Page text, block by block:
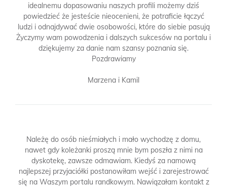
idealnemu dopasowaniu naszych profili możemy dziś
powiedzieć że jesteście nieocenieni, że potraficie łączyć
ludzi i odnajdywać dwie osobowości, które do siebie pasują
Życzymy wam powodzenia i dalszych sukcesów na portalu i
dziękujemy za danie nam szansy poznania się.
Pozdrawiamy
Marzena i Kamil
Należę do osób nieśmiałych i mało wychodzę z domu,
nawet gdy koleżanki proszą mnie bym poszła z nimi na
dyskotekę, zawsze odmawiam. Kiedyś za namową
najlepszej przyjaciółki postanowiłam wejść i zarejestrować
się na Waszym portalu randkowym. Nawiązałam kontakt z